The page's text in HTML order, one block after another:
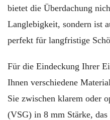
bietet die Überdachung
Langlebigkeit, sondern ist
perfekt für langfristige
Für die Eindeckung Ihrer
Ihnen verschiedene
Sie zwischen klarem oder
(VSG) in 8 mm Stärke,